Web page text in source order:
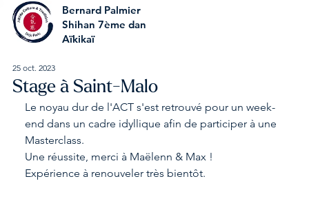
Bernard Palmier
Shihan 7ème dan
Aïkikaï
Stage à Saint-Malo
25 oct. 2023
Le noyau dur de l'ACT s'est retrouvé pour un week-
end dans un cadre idyllique afin de participer à une
Masterclass.
Une réussite, merci à Maëlenn & Max !
Expérience à renouveler très bientôt.